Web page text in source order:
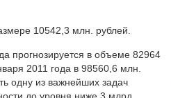
10542,3 млн. рублей.
прогнозируется в объеме 82964
2011 года в 98560,6 млн.
одну из важнейших задач